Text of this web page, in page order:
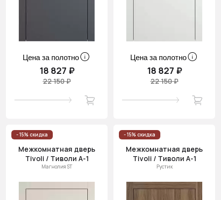
Цена за полотно
18 827 ₽
22 150 ₽
Цена за полотно
18 827 ₽
22 150 ₽
- 15% скидка
Межкомнатная дверь
Tivoli / Тиволи А-1
Магнолия ST
- 15% скидка
Межкомнатная дверь
Tivoli / Тиволи А-1
Рустик